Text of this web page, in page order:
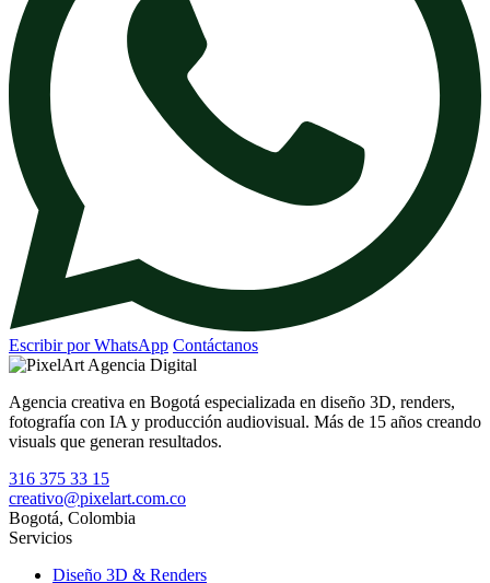
Escribir por WhatsApp Contáctanos
Agencia creativa en Bogotá especializada en diseño 3D, renders,
fotografía con IA y producción audiovisual. Más de 15 años creando
visuals que generan resultados.
316 375 33 15
creativo@pixelart.com.co
Bogotá, Colombia
Servicios
Diseño 3D & Renders